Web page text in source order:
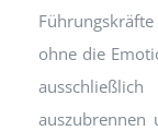
ohne die